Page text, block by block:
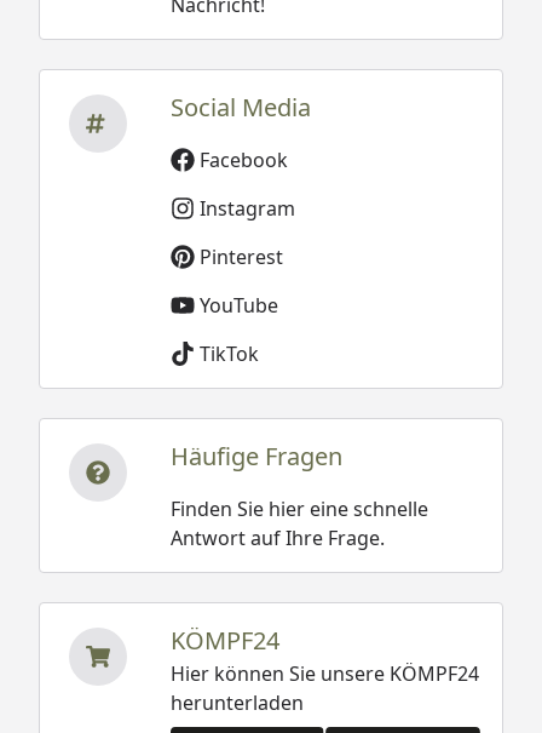
Social Media
Facebook
Instagram
Pinterest
YouTube
TikTok
Häufige Fragen
Finden Sie hier eine schnelle
Antwort auf Ihre Frage.
KÖMPF24
Hier können Sie unsere KÖMPF24
herunterladen